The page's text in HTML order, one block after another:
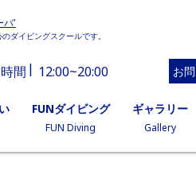
バ'
ダイビングスクールです。
間 12:00~20:00 お
FUNダイビング
FUN Diving
ギャラリー
Gallery